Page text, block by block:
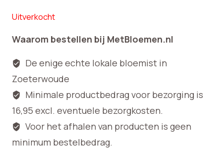
Uitverkocht
Waarom bestellen bij MetBloemen.nl
De enige echte lokale bloemist in
Zoeterwoude
Minimale productbedrag voor bezorging is
16,95 excl. eventuele bezorgkosten.
Voor het afhalen van producten is geen
minimum bestelbedrag.